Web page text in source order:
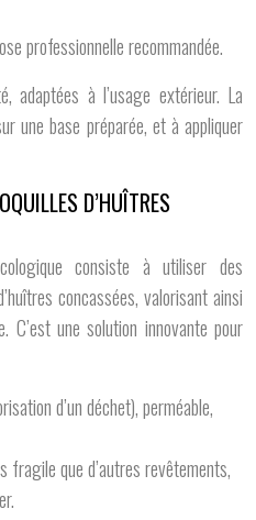
professionnelle recommandée.
adaptées à l’usage extérieur. La
une base préparée, et à appliquer
D’HUÎTRES
consiste à utiliser des
concassées, valorisant ainsi
C’est une solution innovante pour
d’un déchet), perméable,
fragile que d’autres revêtements,